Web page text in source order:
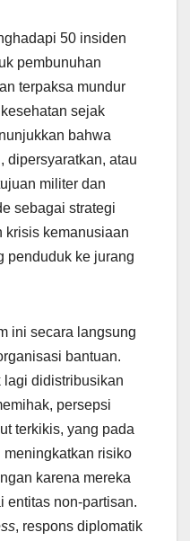
50 insiden
pembunuhan
terpaksa mundur
sejak
bahwa
dipersyaratkan, atau
militer dan
sebagai strategi
krisis kemanusiaan
penduduk ke jurang
ini secara langsung
bantuan.
lagi didistribusikan
persepsi
terkikis, yang pada
risiko
karena mereka
entitas non-partisan.
, respons diplomatik